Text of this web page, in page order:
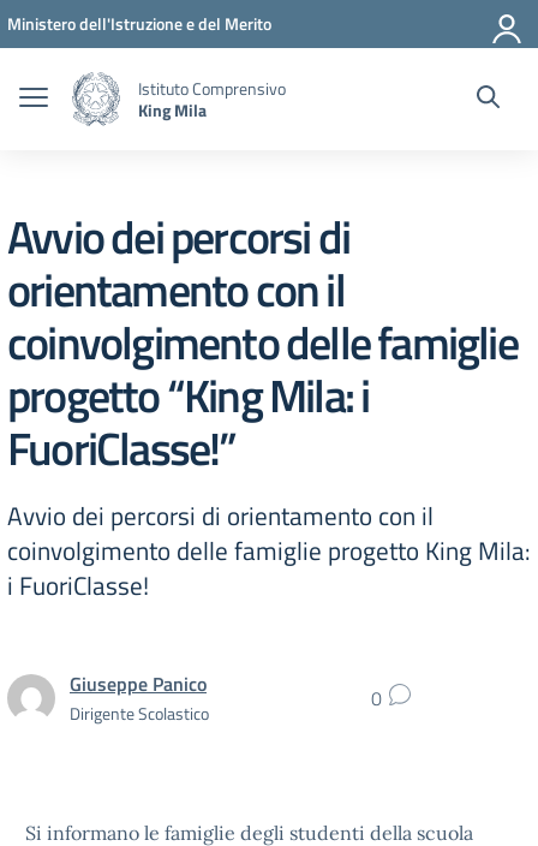
Vai ai contenuti
Vai al menu di navigazione
Vai al footer
Ministero dell'Istruzione e del Merito
Istituto Comprensivo
King Mila
Avvio dei percorsi di
orientamento con il
coinvolgimento delle famiglie
progetto “King Mila: i
FuoriClasse!”
Avvio dei percorsi di orientamento con il
coinvolgimento delle famiglie progetto King Mila:
i FuoriClasse!
Giuseppe Panico
Dirigente Scolastico 0
Si informano le famiglie degli studenti della scuola